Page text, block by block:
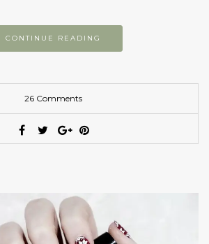
CONTINUE READING
26 Comments